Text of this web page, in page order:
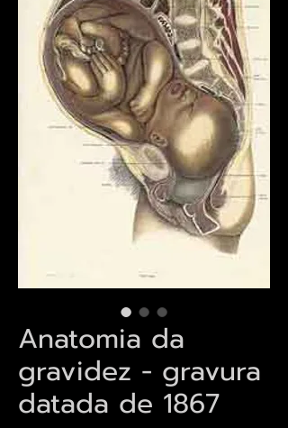
Anatomia da
gravidez - gravura
datada de 1867